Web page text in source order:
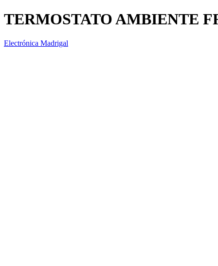
TERMOSTATO AMBIENTE
Electrónica Madrigal